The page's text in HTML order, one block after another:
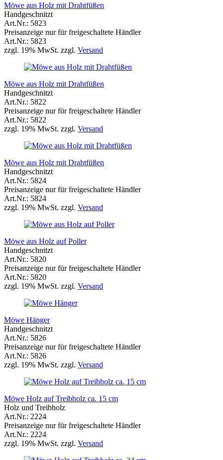
Möwe aus Holz mit Drahtfüßen
Handgeschnitzt
Art.Nr.: 5823
Preisanzeige nur für freigeschaltete Händler
Art.Nr.: 5823
zzgl. 19% MwSt. zzgl. Versand
Möwe aus Holz mit Drahtfüßen
Handgeschnitzt
Art.Nr.: 5822
Preisanzeige nur für freigeschaltete Händler
Art.Nr.: 5822
zzgl. 19% MwSt. zzgl. Versand
Möwe aus Holz mit Drahtfüßen
Handgeschnitzt
Art.Nr.: 5824
Preisanzeige nur für freigeschaltete Händler
Art.Nr.: 5824
zzgl. 19% MwSt. zzgl. Versand
Möwe aus Holz auf Poller
Handgeschnitzt
Art.Nr.: 5820
Preisanzeige nur für freigeschaltete Händler
Art.Nr.: 5820
zzgl. 19% MwSt. zzgl. Versand
Möwe Hänger
Handgeschnitzt
Art.Nr.: 5826
Preisanzeige nur für freigeschaltete Händler
Art.Nr.: 5826
zzgl. 19% MwSt. zzgl. Versand
Möwe Holz auf Treibholz ca. 15 cm
Holz und Treibholz
Art.Nr.: 2224
Preisanzeige nur für freigeschaltete Händler
Art.Nr.: 2224
zzgl. 19% MwSt. zzgl. Versand